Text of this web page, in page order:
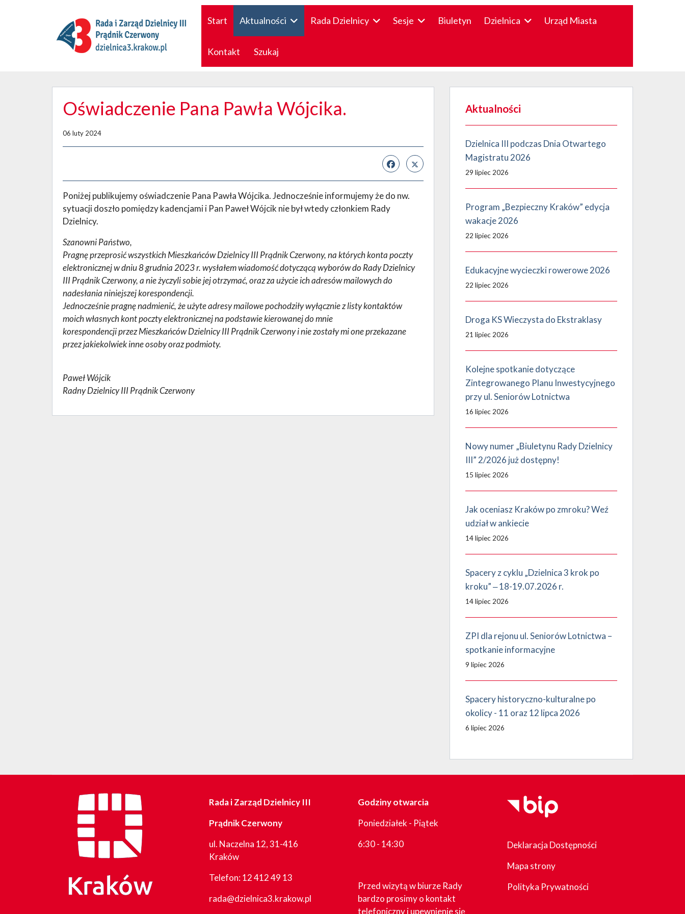
Start Aktualności Rada Dzielnicy Sesje Biuletyn Dzielnica Urząd Miasta
Kontakt Szukaj
Oświadczenie Pana Pawła Wójcika.
06 luty 2024
Poniżej publikujemy oświadczenie Pana Pawła Wójcika. Jednocześnie informujemy że do nw.
sytuacji doszło pomiędzy kadencjami i Pan Paweł Wójcik nie był wtedy członkiem Rady
Dzielnicy.
Szanowni Państwo,
Pragnę przeprosić wszystkich Mieszkańców Dzielnicy III Prądnik Czerwony, na których konta poczty
elektronicznej w dniu 8 grudnia 2023 r. wysłałem wiadomość dotyczącą wyborów do Rady Dzielnicy
III Prądnik Czerwony, a nie życzyli sobie jej otrzymać, oraz za użycie ich adresów mailowych do
nadesłania niniejszej korespondencji.
Jednocześnie pragnę nadmienić, że użyte adresy mailowe pochodziły wyłącznie z listy kontaktów
moich własnych kont poczty elektronicznej na podstawie kierowanej do mnie
korespondencji przez Mieszkańców Dzielnicy III Prądnik Czerwony i nie zostały mi one przekazane
przez jakiekolwiek inne osoby oraz podmioty.
Paweł Wójcik
Radny Dzielnicy III Prądnik Czerwony
Aktualności
Dzielnica III podczas Dnia Otwartego
Magistratu 2026
29 lipiec 2026
Program „Bezpieczny Kraków” edycja
wakacje 2026
22 lipiec 2026
Edukacyjne wycieczki rowerowe 2026
22 lipiec 2026
Droga KS Wieczysta do Ekstraklasy
21 lipiec 2026
Kolejne spotkanie dotyczące
Zintegrowanego Planu Inwestycyjnego
przy ul. Seniorów Lotnictwa
16 lipiec 2026
Nowy numer „Biuletynu Rady Dzielnicy
III” 2/2026 już dostępny!
15 lipiec 2026
Jak oceniasz Kraków po zmroku? Weź
udział w ankiecie
14 lipiec 2026
Spacery z cyklu „Dzielnica 3 krok po
kroku” ‒ 18-19.07.2026 r.
14 lipiec 2026
ZPI dla rejonu ul. Seniorów Lotnictwa –
spotkanie informacyjne
9 lipiec 2026
Spacery historyczno-kulturalne po
okolicy - 11 oraz 12 lipca 2026
6 lipiec 2026
Rada i Zarząd Dzielnicy III
Prądnik Czerwony
ul. Naczelna 12, 31-416
Kraków
Telefon:12 412 49 13
rada@dzielnica3.krakow.pl
Godziny otwarcia
Poniedziałek - Piątek
6:30 - 14:30
Przed wizytą w biurze Rady
bardzo prosimy o kontakt
telefoniczny i upewnienie się
Deklaracja Dostępności
Mapa strony
Polityka Prywatności